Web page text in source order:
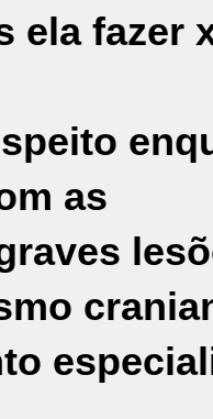
ela fazer
as